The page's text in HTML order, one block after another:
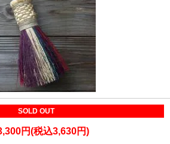
SOLD OUT
円(税込3,630円)